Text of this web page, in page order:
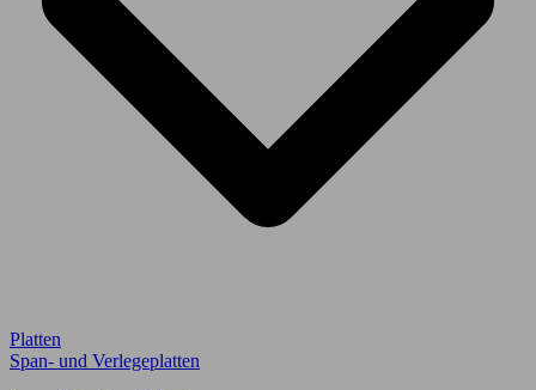
Platten
Span- und Verlegeplatten